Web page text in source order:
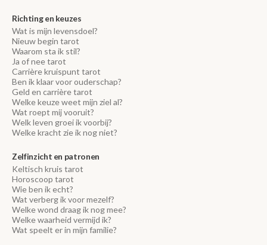
Richting en keuzes
Wat is mijn levensdoel?
Nieuw begin tarot
Waarom sta ik stil?
Ja of nee tarot
Carrière kruispunt tarot
Ben ik klaar voor ouderschap?
Geld en carrière tarot
Welke keuze weet mijn ziel al?
Wat roept mij vooruit?
Welk leven groei ik voorbij?
Welke kracht zie ik nog niet?
Zelfinzicht en patronen
Keltisch kruis tarot
Horoscoop tarot
Wie ben ik echt?
Wat verberg ik voor mezelf?
Welke wond draag ik nog mee?
Welke waarheid vermijd ik?
Wat speelt er in mijn familie?